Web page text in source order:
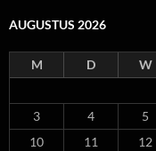
AUGUSTUS 2026
M D W
3
4 5
10
11 12